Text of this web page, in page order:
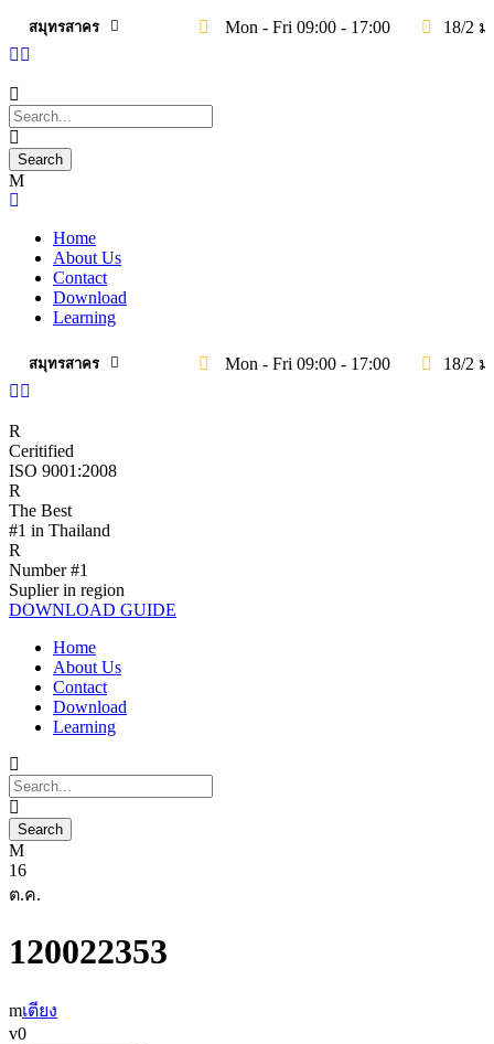
สมุทรสาคร Mon - Fri 09:00 - 17:00 18/2
Home
About Us
Contact
Download
Learning
สมุทรสาคร Mon - Fri 09:00 - 17:00 18/2
Ceritified
ISO 9001:2008
The Best
#1 in Thailand
Number #1
Suplier in region
DOWNLOAD GUIDE
Home
About Us
Contact
Download
Learning
16
ต.ค.
120022353
เตียง
0